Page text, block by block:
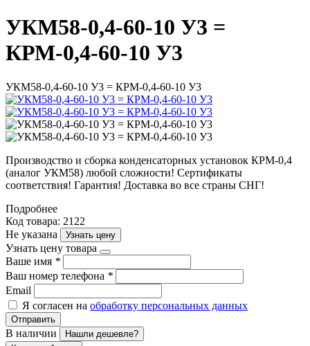
УКМ58-0,4-60-10 У3 =
КРМ-0,4-60-10 У3
УКМ58-0,4-60-10 У3 = КРМ-0,4-60-10 У3
Производство и сборка конденсаторных установок КРМ-0,4
(аналог УКМ58) любой сложности! Сертификаты
соответствия! Гарантия! Доставка во все страны СНГ!
Подробнее
Код товара: 2122
Не указана
Узнать цену
Узнать цену товара
Ваше имя *
Ваш номер телефона *
Email
Я согласен на обработку персональных данных
Отправить
В наличии
Нашли дешевле?